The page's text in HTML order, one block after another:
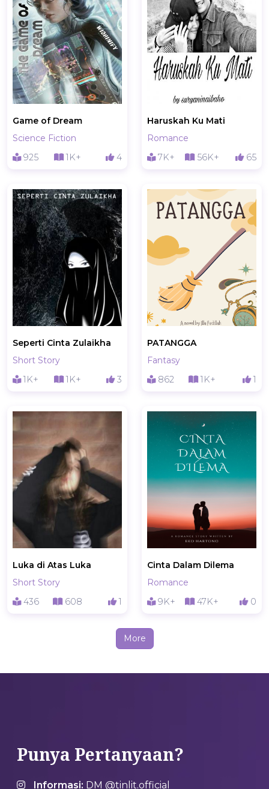
Game of Dream
Science Fiction
925
1K+ 4
Haruskah Ku Mati
Romance
7K+
56K+ 65
Seperti Cinta Zulaikha
Short Story
1K+
1K+ 3
PATANGGA
Fantasy
862
1K+ 1
Luka di Atas Luka
Short Story
436
608 1
Cinta Dalam Dilema
Romance
9K+
47K+ 0
More
Punya Pertanyaan?
Informasi: DM @tinlit.official